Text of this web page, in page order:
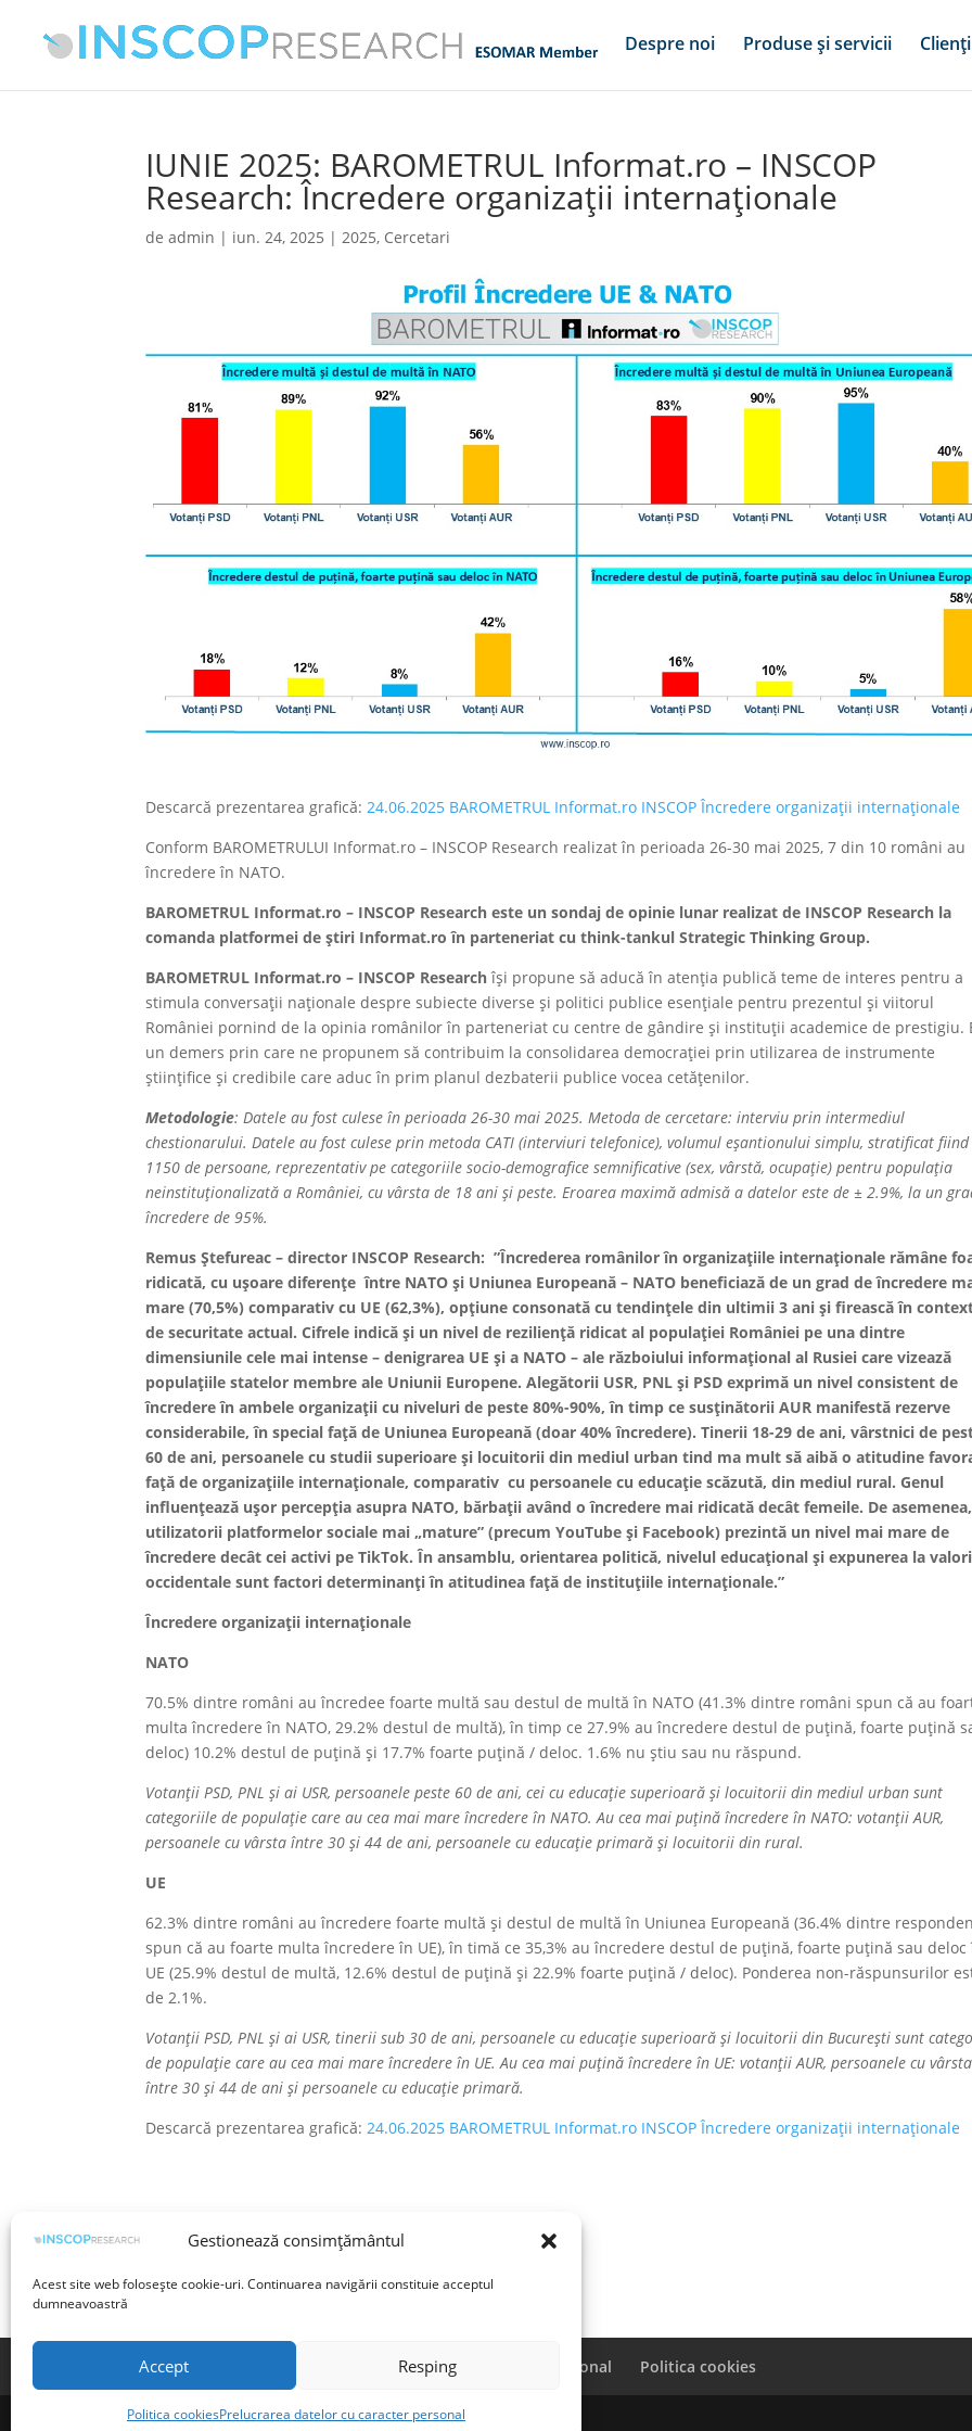
Gestionează consimțământul
Acest site web folosește cookie-uri. Continuarea navigării constituie acceptul
dumneavoastră
Accept Resping
Politica cookiesPrelucrarea datelor cu caracter personal
Despre noi Produse și servicii Clienți
IUNIE 2025: BAROMETRUL Informat.ro – INSCOP
Research: Încredere organizații internaționale
deadmin | iun. 24, 2025 |2025, Cercetari
Descarcă prezentarea grafică:24.06.2025 BAROMETRUL Informat.ro INSCOP Încredere organizații internaționale
Conform BAROMETRULUI Informat.ro – INSCOP Research realizat în perioada 26-30 mai 2025, 7 din 10 români au
încredere în NATO.
BAROMETRUL Informat.ro – INSCOP Research este un sondaj de opinie lunar realizat de INSCOP Research la
comanda platformei de știri Informat.ro în parteneriat cu think-tankul Strategic Thinking Group.
BAROMETRUL Informat.ro – INSCOP Researchîși propune să aducă în atenția publică teme de interes pentru a
stimula conversații naționale despre subiecte diverse și politici publice esențiale pentru prezentul și viitorul
României pornind de la opinia românilor în parteneriat cu centre de gândire și instituții academice de prestigiu.
un demers prin care ne propunem să contribuim la consolidarea democrației prin utilizarea de instrumente
științifice și credibile care aduc în prim planul dezbaterii publice vocea cetățenilor.
Metodologie: Datele au fost culese în perioada 26-30 mai 2025. Metoda de cercetare: interviu prin intermediul
chestionarului. Datele au fost culese prin metoda CATI (interviuri telefonice), volumul eșantionului simplu, stratificat fiind
1150 de persoane, reprezentativ pe categoriile socio-demografice semnificative (sex, vârstă, ocupație) pentru populația
neinstituționalizată a României, cu vârsta de 18 ani și peste. Eroarea maximă admisă a datelor este de ± 2.9%, la un
încredere de 95%.
Remus Ștefureac – director INSCOP Research: ”Încrederea românilor în organizațiile internaționale rămâne
ridicată, cu ușoare diferențe între NATO și Uniunea Europeană – NATO beneficiază de un grad de încredere
mare (70,5%) comparativ cu UE (62,3%), opțiune consonată cu tendințele din ultimii 3 ani și firească în
de securitate actual. Cifrele indică și un nivel de reziliență ridicat al populației României pe una dintre
dimensiunile cele mai intense – denigrarea UE și a NATO – ale războiului informațional al Rusiei care vizează
populațiile statelor membre ale Uniunii Europene. Alegătorii USR, PNL și PSD exprimă un nivel consistent de
încredere în ambele organizații cu niveluri de peste 80%-90%, în timp ce susținătorii AUR manifestă rezerve
considerabile, în special față de Uniunea Europeană (doar 40% încredere). Tinerii 18-29 de ani, vârstnici de
60 de ani, persoanele cu studii superioare și locuitorii din mediul urban tind ma mult să aibă o atitudine
față de organizațiile internaționale, comparativ cu persoanele cu educație scăzută, din mediul rural. Genul
influențează ușor percepția asupra NATO, bărbații având o încredere mai ridicată decât femeile. De asemenea,
utilizatorii platformelor sociale mai „mature” (precum YouTube și Facebook) prezintă un nivel mai mare de
încredere decât cei activi pe TikTok. În ansamblu, orientarea politică, nivelul educațional și expunerea la
occidentale sunt factori determinanți în atitudinea față de instituțiile internaționale.”
Încredere organizații internaționale
NATO
70.5% dintre români au încredee foarte multă sau destul de multă în NATO (41.3% dintre români spun că au
multa încredere în NATO, 29.2% destul de multă), în timp ce 27.9% au încredere destul de puțină, foarte puțină
deloc) 10.2% destul de puțină și 17.7% foarte puțină / deloc. 1.6% nu știu sau nu răspund.
Votanții PSD, PNL și ai USR, persoanele peste 60 de ani, cei cu educație superioară și locuitorii din mediul urban sunt
categoriile de populație care au cea mai mare încredere în NATO. Au cea mai puțină încredere în NATO: votanții AUR,
persoanele cu vârsta între 30 și 44 de ani, persoanele cu educație primară și locuitorii din rural.
UE
62.3% dintre români au încredere foarte multă și destul de multă în Uniunea Europeană (36.4% dintre
spun că au foarte multa încredere în UE), în timă ce 35,3% au încredere destul de puțină, foarte puțină sau deloc
UE (25.9% destul de multă, 12.6% destul de puțină și 22.9% foarte puțină / deloc). Ponderea non-răspunsurilor
de 2.1%.
Votanții PSD, PNL și ai USR, tinerii sub 30 de ani, persoanele cu educație superioară și locuitorii din București sunt
de populație care au cea mai mare încredere în UE. Au cea mai puțină încredere în UE: votanții AUR, persoanele cu vârsta
între 30 și 44 de ani și persoanele cu educație primară.
Descarcă prezentarea grafică:24.06.2025 BAROMETRUL Informat.ro INSCOP Încredere organizații internaționale
Termeni și condiții Prelucrarea datelor cu caracter personal Politica cookies
©INSCOP Research